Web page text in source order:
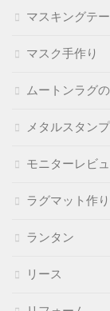
マスキングテ
マスク手作り
ムートンラグ
メタルスタンプ
モニターレビ
ラグマット作り
ランタン
リース